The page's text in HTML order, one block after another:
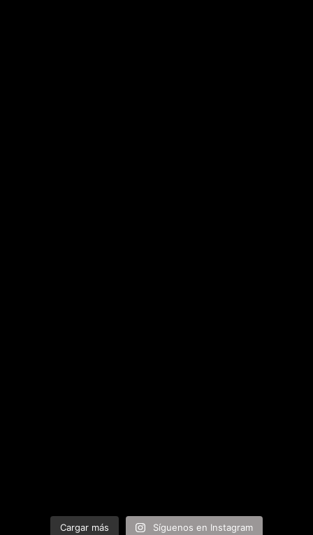
Cargar más Síguenos en Instagram